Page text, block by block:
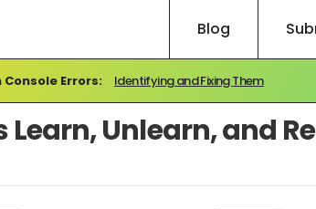
Blog
Errors: Identifying and Fixing Them
Unlearn, and